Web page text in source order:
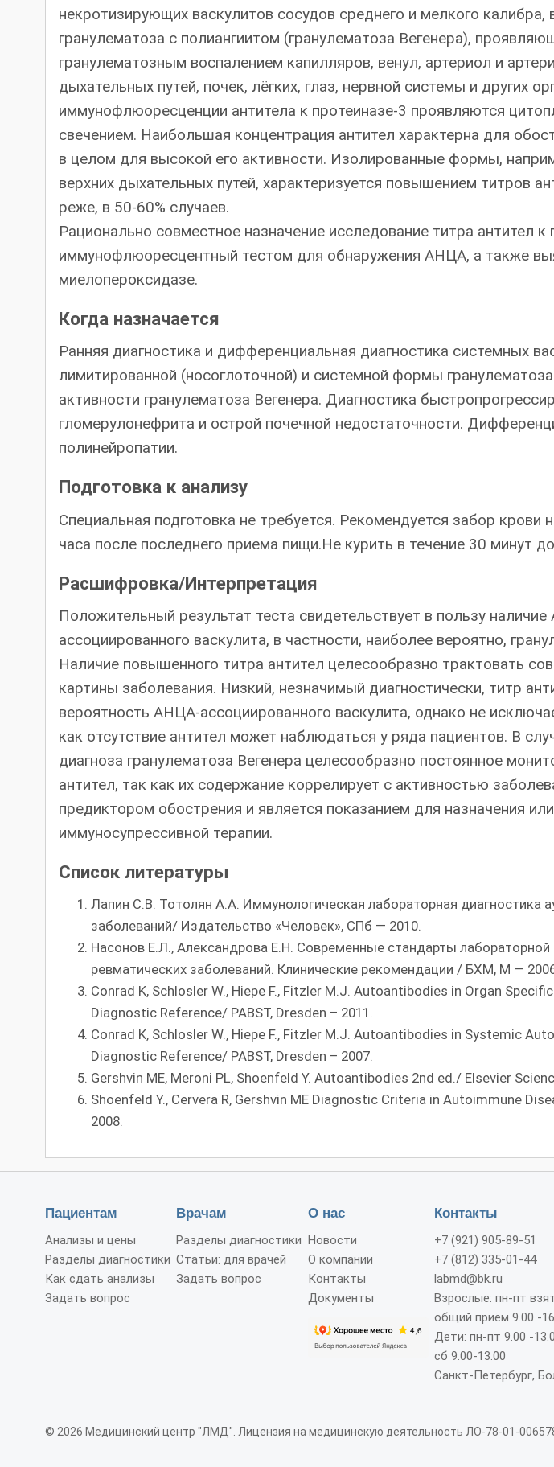
некротизирующих васкулитов сосудов среднего и мелкого калибра,
гранулематоза с полиангиитом (гранулематоза Вегенера),
гранулематозным воспалением капилляров, венул, артериол и
дыхательных путей, почек, лёгких, глаз, нервной системы и других
иммунофлюоресценции антитела к протеиназе-3 проявляются
свечением. Наибольшая концентрация антител характерна для
в целом для высокой его активности. Изолированные формы,
верхних дыхательных путей, характеризуется повышением титров
реже, в 50-60% случаев.
Рационально совместное назначение исследование титра антител к
иммунофлюоресцентный тестом для обнаружения АНЦА, а также
миелопероксидазе.
Когда назначается
Ранняя диагностика и дифференциальная диагностика системных
лимитированной (носоглоточной) и системной формы
активности гранулематоза Вегенера. Диагностика
гломерулонефрита и острой почечной недостаточности.
полинейропатии.
Подготовка к анализу
Специальная подготовка не требуется. Рекомендуется забор крови
часа после последнего приема пищи.Не курить в течение 30 минут
Расшифровка/Интерпретация
Положительный результат теста свидетельствует в пользу
ассоциированного васкулита, в частности, наиболее вероятно,
Наличие повышенного титра антител целесообразно трактовать
картины заболевания. Низкий, незначимый диагностически, титр
вероятность АНЦА-ассоциированного васкулита, однако не
как отсутствие антител может наблюдаться у ряда пациентов. В
диагноза гранулематоза Вегенера целесообразно постоянное
антител, так как их содержание коррелирует с активностью
предиктором обострения и является показанием для назначения
иммуносупрессивной терапии.
Список литературы
Лапин С.В. Тотолян А.А. Иммунологическая лабораторная диагностика
заболеваний/ Издательство «Человек», СПб — 2010.
Насонов Е.Л., Александрова Е.Н. Современные стандарты лабораторной
ревматических заболеваний. Клинические рекомендации / БХМ, М —
Conrad K, Schlosler W., Hiepe F., Fitzler M.J. Autoantibodies in Organ
Diagnostic Reference/ PABST, Dresden – 2011.
Conrad K, Schlosler W., Hiepe F., Fitzler M.J. Autoantibodies in Systemic
Diagnostic Reference/ PABST, Dresden – 2007.
Gershvin ME, Meroni PL, Shoenfeld Y. Autoantibodies 2nd ed./ Elsevier
Shoenfeld Y., Cervera R, Gershvin ME Diagnostic Criteria in Autoimmune
2008.
Пациентам
Анализы и цены
Разделы диагностики
Как сдать анализы
Задать вопрос
Врачам
Разделы диагностики
Статьи: для врачей
Задать вопрос
О нас
Новости
О компании
Контакты
Документы
Контакты
+7 (921) 905-89-51
+7 (812) 335-01-44
labmd@bk.ru
Взрослые: пн-пт
общий приём 9.00 -
Дети: пн-пт 9.00 -
сб 9.00-13.00
Санкт-Петербург,
© 2026 Медицинский центр "ЛМД". Лицензия на медицинскую деятельность ЛО-78-01-